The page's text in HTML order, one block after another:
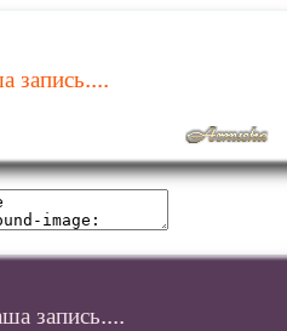
запись....
запись....